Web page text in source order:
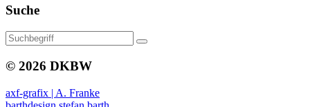
Suche
© 2026 DKBW
axf-grafix | A. Franke